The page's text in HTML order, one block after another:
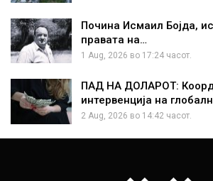
Почина Исмаил Бојда,
правата на…
1 Aug, 2026 во 17:24 часот.
ПАД НА ДОЛАРОТ:
интервенција на
2 Aug, 2026 во 14:42 часот.